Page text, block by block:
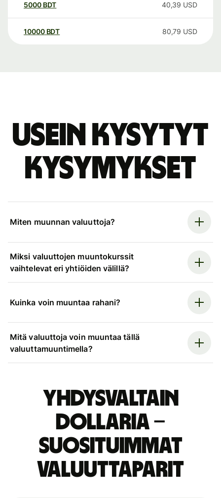
5000 BDT 40,39 USD
10000 BDT 80,79 USD
Usein kysytyt
kysymykset
Miten muunnan valuuttoja?
Miksi valuuttojen muuntokurssit
vaihtelevat eri yhtiöiden välillä?
Kuinka voin muuntaa rahani?
Mitä valuuttoja voin muuntaa tällä
valuuttamuuntimella?
Yhdysvaltain
dollaria –
suosituimmat
valuuttaparit